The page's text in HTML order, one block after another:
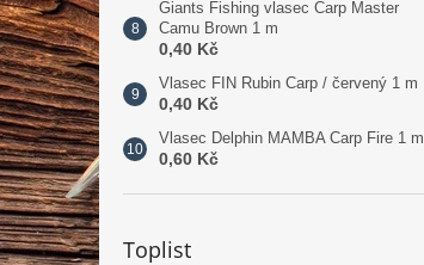
Giants Fishing vlasec Carp Master
Camu Brown 1 m
0,40 Kč
Vlasec FIN Rubin Carp / červený 1 m
0,40 Kč
Vlasec Delphin MAMBA Carp Fire 1 m
0,60 Kč
Toplist